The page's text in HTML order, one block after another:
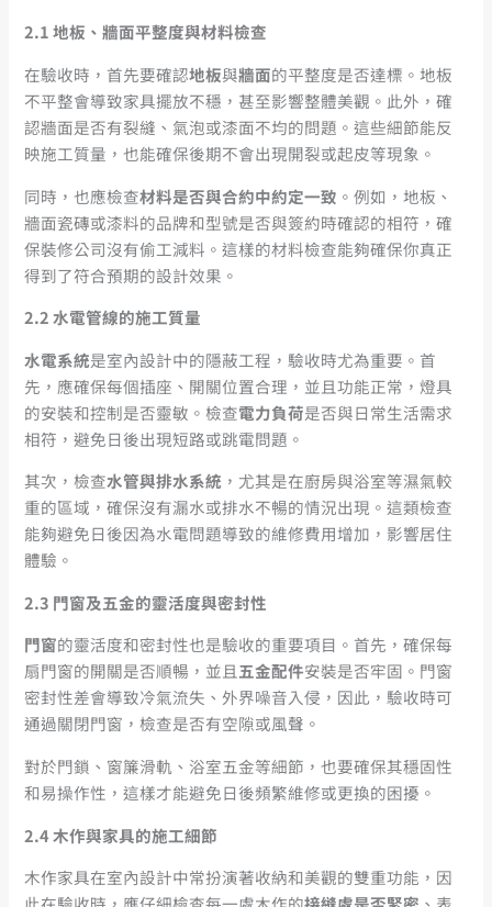
2.1地板、牆面平整度與材料檢查
在驗收時，首先要確認地板與牆面的平整度是否達標。地板
不平整會導致家具擺放不穩，甚至影響整體美觀。此外，確
認牆面是否有裂縫、氣泡或漆面不均的問題。這些細節能反
映施工質量，也能確保後期不會出現開裂或起皮等現象。
同時，也應檢查材料是否與合約中約定一致 。例如，地板、
牆面瓷磚或漆料的品牌和型號是否與簽約時確認的相符，確
保裝修公司沒有偷工減料。這樣的材料檢查能夠確保你真正
得到了符合預期的設計效果。
2.2水電管線的施工質量
水電系統是室內設計中的隱蔽工程，驗收時尤為重要。首
先，應確保每個插座、開關位置合理，並且功能正常，燈具
的安裝和控制是否靈敏。檢查電力負荷是否與日常生活需求
相符，避免日後出現短路或跳電問題。
其次，檢查水管與排水系統 ，尤其是在廚房與浴室等濕氣較
重的區域，確保沒有漏水或排水不暢的情況出現。這類檢查
能夠避免日後因為水電問題導致的維修費用增加，影響居住
體驗。
2.3 門窗及五金的靈活度與密封性
門窗的靈活度和密封性也是驗收的重要項目。首先，確保每
扇門窗的開關是否順暢，並且五金配件安裝是否牢固。門窗
密封性差會導致冷氣流失、外界噪音入侵，因此，驗收時可
通過關閉門窗，檢查是否有空隙或風聲。
對於門鎖、窗簾滑軌、浴室五金等細節，也要確保其穩固性
和易操作性，這樣才能避免日後頻繁維修或更換的困擾。
2.4木作與家具的施工細節
木作家具在室內設計中常扮演著收納和美觀的雙重功能，因